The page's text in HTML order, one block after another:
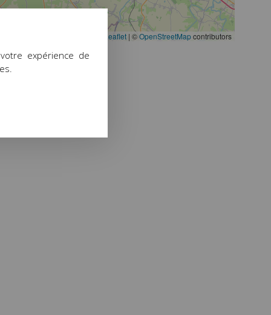
Leaflet | ©OpenStreetMapcontributors
expérience de